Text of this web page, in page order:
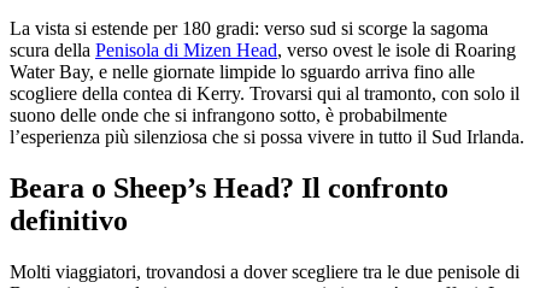
La vista si estende per 180 gradi: verso sud si scorge la sagoma
scura della Penisola di Mizen Head, verso ovest le isole di Roaring
Water Bay, e nelle giornate limpide lo sguardo arriva fino alle
scogliere della contea di Kerry. Trovarsi qui al tramonto, con solo il
suono delle onde che si infrangono sotto, è probabilmente
l’esperienza più silenziosa che si possa vivere in tutto il Sud Irlanda.
Beara o Sheep’s Head? Il confronto
definitivo
Molti viaggiatori, trovandosi a dover scegliere tra le due penisole di